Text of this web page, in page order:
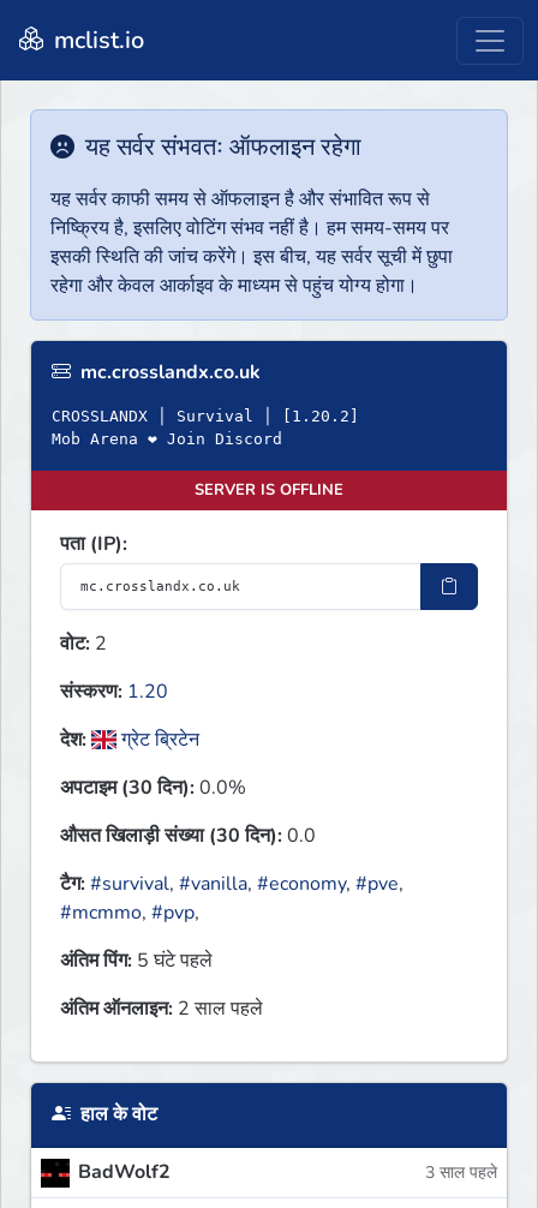
mclist.io
यह सर्वर संभवतः ऑफलाइन रहेगा
यह सर्वर काफी समय से ऑफलाइन है और संभावित रूप से
निष्क्रिय है, इसलिए वोटिंग संभव नहीं है। हम समय-समय पर
इसकी स्थिति की जांच करेंगे। इस बीच, यह सर्वर सूची में छुपा
रहेगा और केवल आर्काइव के माध्यम से पहुंच योग्य होगा।
mc.crosslandx.co.uk
CROSSLANDX │ Survival │ [1.20.2]
Mob Arena ❤ Join Discord
SERVER IS OFFLINE
पता (IP):
वोट: 2
संस्करण: 1.20
देश:
ग्रेट ब्रिटेन
अपटाइम (30 दिन):0.0%
औसत खिलाड़ी संख्या (30 दिन):0.0
टैग:#survival, #vanilla, #economy, #pve,
#mcmmo, #pvp,
अंतिम पिंग: 5 घंटे पहले
अंतिम ऑनलाइन: 2 साल पहले
हाल के वोट
BadWolf2 3 साल पहले